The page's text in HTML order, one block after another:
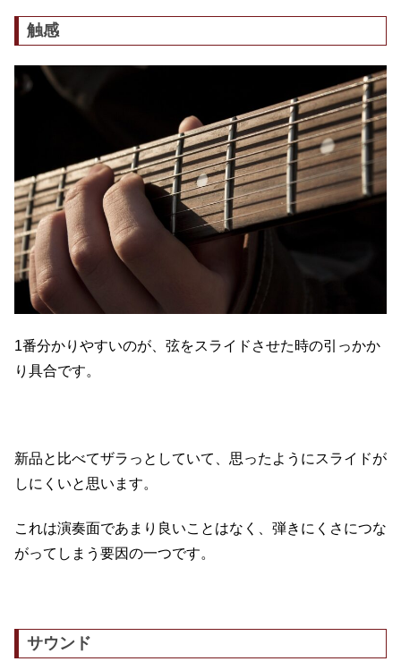
触感
1番分かりやすいのが、弦をスライドさせた時の引っかか
り具合です。
新品と比べてザラっとしていて、思ったようにスライドが
しにくいと思います。
これは演奏面であまり良いことはなく、弾きにくさにつな
がってしまう要因の一つです。
サウンド